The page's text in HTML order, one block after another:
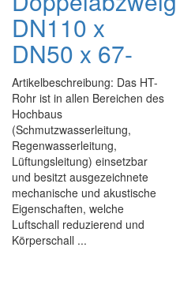
DN110 x
DN50 x 67-
Artikelbeschreibung: Das HT-
Rohr ist in allen Bereichen des
Hochbaus
(Schmutzwasserleitung,
Regenwasserleitung,
Lüftungsleitung) einsetzbar
und besitzt ausgezeichnete
mechanische und akustische
Eigenschaften, welche
Luftschall reduzierend und
Körperschall ...